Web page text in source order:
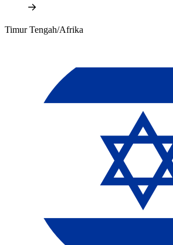
Timur Tengah/Afrika​​